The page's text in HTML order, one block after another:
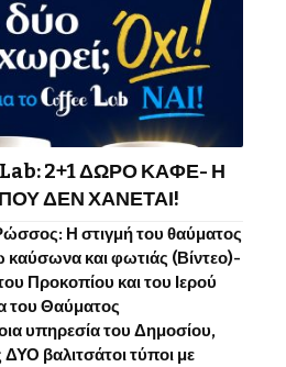
2+1 ΔΩΡΟ ΚΑΦΕ- Η
ΔΕΝ ΧΑΝΕΤΑΙ!
Η στιγμή του θαύματος
καύσωνα και φωτιάς (Βίντεο)-
Προκοπίου και του Ιερού
του Θαύματος
υπηρεσία του Δημοσίου,
βαλιτσάτοι τύποι με